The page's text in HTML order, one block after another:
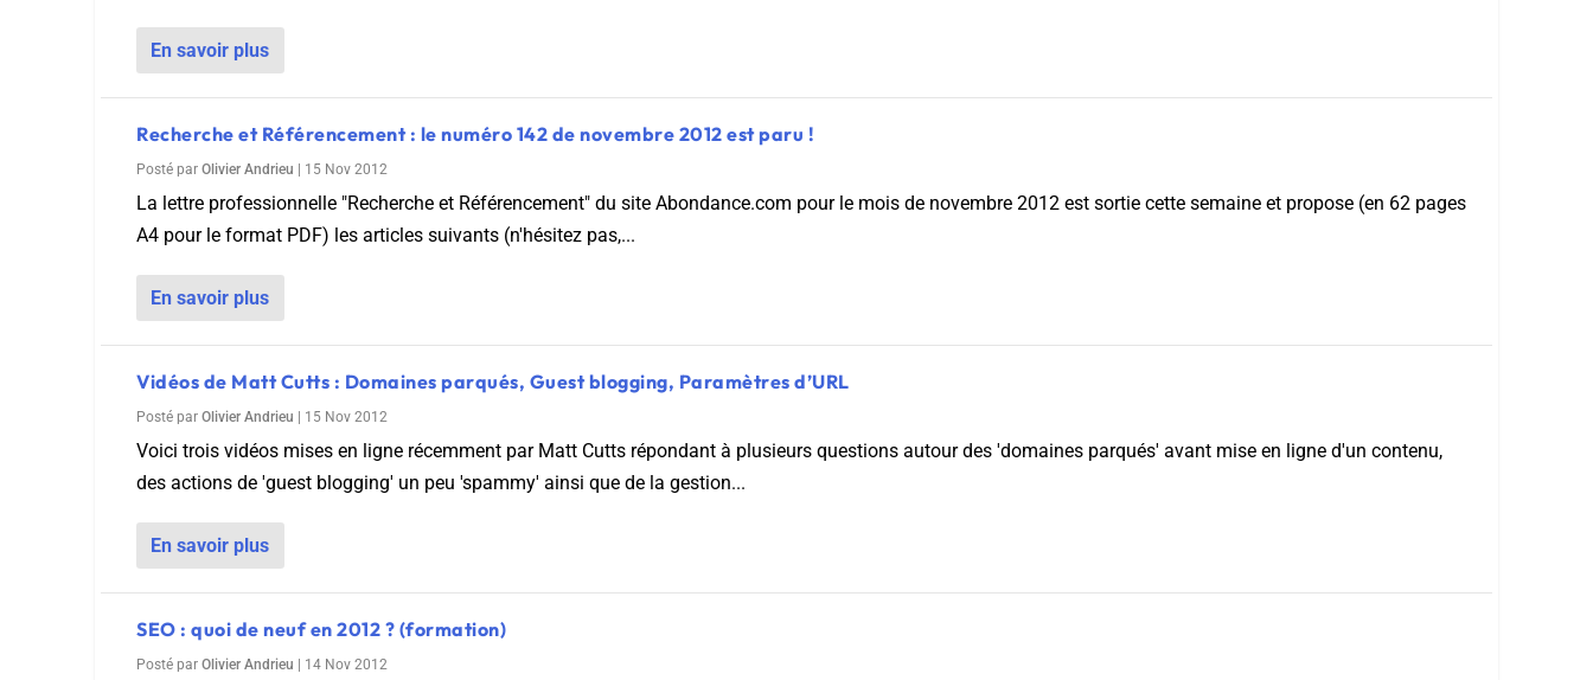
En savoir plus
Recherche et Référencement : le numéro 142 de novembre 2012 est paru !
Posté par Olivier Andrieu 15 Nov 2012
La lettre professionnelle "Recherche et Référencement" du site Abondance.com pour le mois de novembre 2012 est sortie cette semaine et propose (en 62 pages
A4 pour le format PDF) les articles suivants (n'hésitez pas,...
En savoir plus
Vidéos de Matt Cutts : Domaines parqués, Guest blogging, Paramètres d’URL
Posté par Olivier Andrieu 15 Nov 2012
Voici trois vidéos mises en ligne récemment par Matt Cutts répondant à plusieurs questions autour des 'domaines parqués' avant mise en ligne d'un contenu,
des actions de 'guest blogging' un peu 'spammy' ainsi que de la gestion...
En savoir plus
SEO : quoi de neuf en 2012 ? (formation)
Posté par Olivier Andrieu 14 Nov 2012